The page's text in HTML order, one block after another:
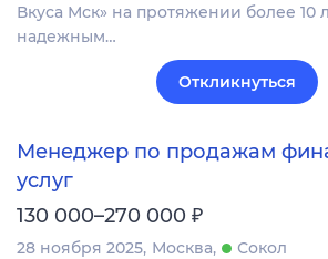
Вкуса Мск» на протяжении более 10
надежным…
Откликнуться
Менеджер по продажам
услуг
130 000–270 000 ₽
28 ноября 2025 Москва
Сокол